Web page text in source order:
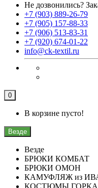
Не дозвонились?
+7 (903) 889-26-79
+7 (905) 157-88-33
+7 (906) 513-83-31
+7 (920) 674-01-22
info@ck-textil.ru
0
В корзине пусто!
Везде
Везде
БРЮКИ КОМБАТ
БРЮКИ ОМОН
КАМУФЛЯЖ из
КОСТЮМЫ ГОРКА